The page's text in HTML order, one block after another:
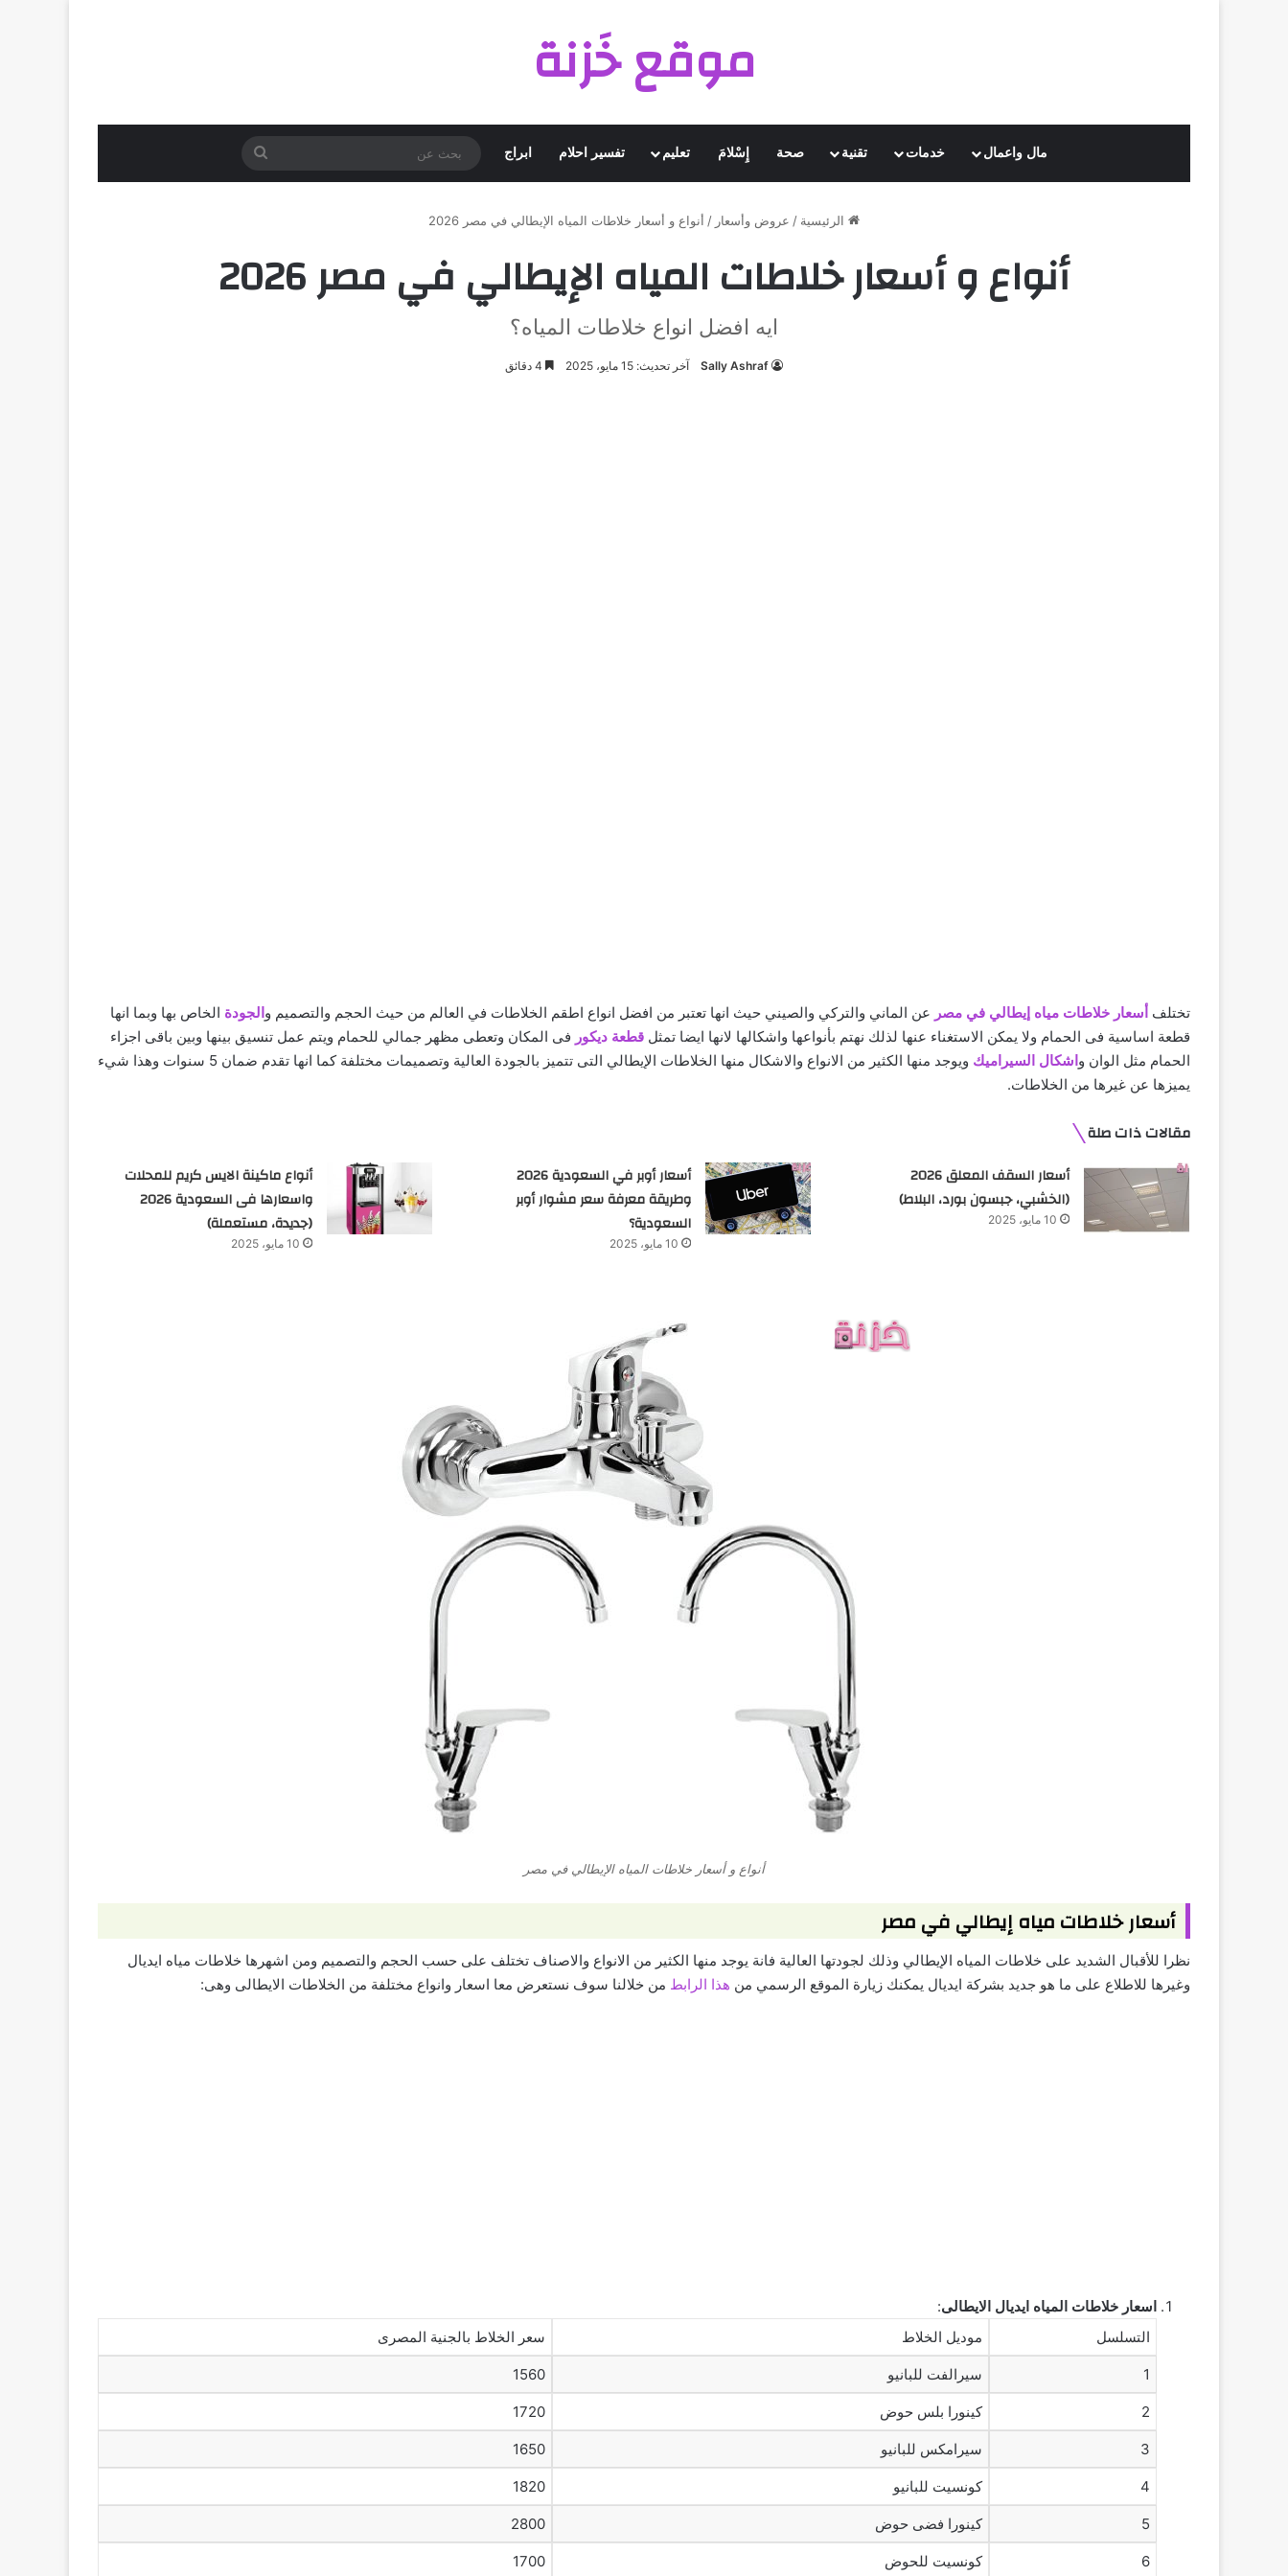
موقع خَزنة
مال واعمال خدمات تقنية صحة إِسْلامَ تعليم تفسير احلام ابراج
بحث
عن
الرئيسية / عروض وأسعار / أنواع و أسعار خلاطات المياه الإيطالي في مصر 2026
أنواع و أسعار خلاطات المياه الإيطالي في مصر 2026
ايه افضل انواع خلاطات المياه؟
Sally Ashraf آخر تحديث: 15 مايو، 2025
تختلف أسعار خلاطات مياه إيطالي في مصر عن الماني والتركي والصيني حيث انها تعتبر من افضل انواع اطقم الخلاطات في العالم من حيث الحجم والتصميم والجودة الخاص بها وبما انها
قطعة اساسية فى الحمام ولا يمكن الاستغناء عنها لذلك نهتم بأنواعها واشكالها لانها ايضا تمثل قطعة ديكور فى المكان وتعطى مظهر جمالي للحمام ويتم عمل تنسيق بينها وبين باقى اجزاء
الحمام مثل الوان واشكال السيراميك
ويوجد منها الكثير من الانواع والاشكال منها الخلاطات الإيطالي التى تتميز بالجودة العالية وتصميمات مختلفة كما انها تقدم ضمان 5 سنوات وهذا شيء
يميزها عن غيرها من الخلاطات.
مقالات ذات صلة
أسعار السقف المعلق 2026
(الخشبي، جبسون بورد، البلاط)
10 مايو، 2025
أسعار أوبر في السعودية 2026
وطريقة معرفة سعر مشوار أوبر
السعودية؟
10 مايو، 2025
أنواع ماكينة الايس كريم للمحلات
واسعارها فى السعودية 2026
(جديدة، مستعملة)
10 مايو، 2025
أنواع و أسعار خلاطات المياه الإيطالي في مصر
أسعار خلاطات مياه إيطالي في مصر
نظرا للأقبال الشديد على خلاطات المياه الإيطالي وذلك لجودتها العالية فانة يوجد منها الكثير من الانواع والاصناف تختلف على حسب الحجم والتصميم ومن اشهرها خلاطات مياه ايديال
وغيرها للاطلاع على ما هو جديد بشركة ايديال يمكنك زيارة الموقع الرسمي من هذا الرابط من خلالنا سوف نستعرض معا اسعار وانواع مختلفة من الخلاطات الايطالى وهى:
اسعار خلاطات المياه ايديال الايطالى:
التسلسل
موديل الخلاط سعر الخلاط بالجنية المصرى
1 سيرالفت للبانيو 1560
2 كينورا بلس حوض 1720
3 سيرامكس للبانيو 1650
4 كونسيت للبانيو 1820
5 كينورا فضى حوض 2800
6 كونسيت للحوض 1700